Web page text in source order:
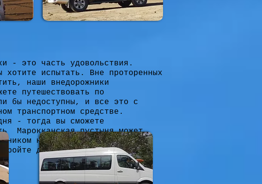
- это часть удовольствия.
испытать. Вне проторенных
наши внедорожники
путешествовать по
бы недоступны, и все это с
транспортном средстве.
- тогда вы сможете
Марокканская пустыня может
на всю жизнь. Ваше
для себя Марокко по-